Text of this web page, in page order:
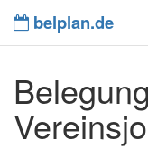
belplan.de